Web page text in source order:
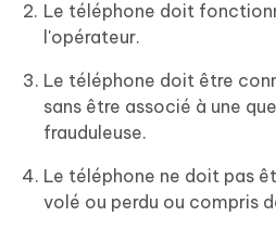
Le téléphone doit
l'opérateur.
Le téléphone doit être
sans être associé à une
frauduleuse.
Le téléphone ne doit pas
volé ou perdu ou compris